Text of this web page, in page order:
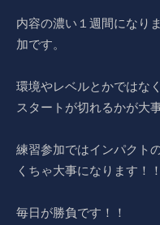
内容の濃い１週間になり
加です。
環境やレベルとかではな
スタートが切れるかが大
練習参加ではインパクト
くちゃ大事になります！！
毎日が勝負です！！